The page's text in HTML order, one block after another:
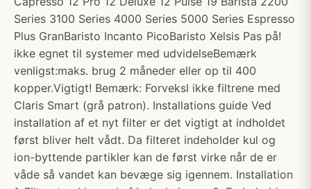
Series 3100 Series 4000 Series 5000 Series Espresso
Plus GranBaristo Incanto PicoBaristo Xelsis Pas på!
ikke egnet til systemer med udvidelseBemærk
venligst:maks. brug 2 måneder eller op til 400
kopper.Vigtigt! Bemærk: Forveksl ikke filtrene med
Claris Smart (grå patron). Installations guide Ved
installation af et nyt filter er det vigtigt at indholdet
først bliver helt vådt. Da filteret indeholder kul og
ion-byttende partikler kan de først virke når de er
våde så vandet kan bevæge sig igennem. Installation